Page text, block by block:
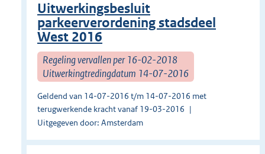
Uitwerkingsbesluit
parkeerverordening stadsdeel
West 2016
Regeling vervallen per 16-02-2018
Uitwerkingtredingdatum 14-07-2016
Geldend van 14-07-2016 t/m 14-07-2016 met
terugwerkende kracht vanaf 19-03-2016
Uitgegeven door: Amsterdam